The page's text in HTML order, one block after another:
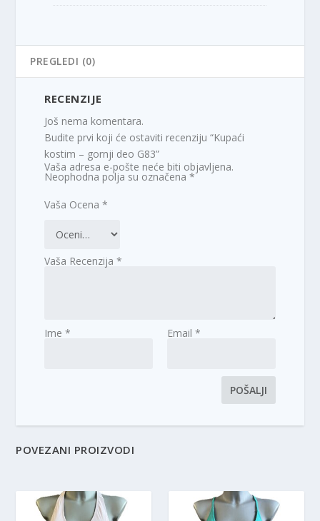
PREGLEDI (0)
RECENZIJE
Još nema komentara.
Budite prvi koji će ostaviti recenziju “Kupaći
kostim – gornji deo G83”
Vaša adresa e-pošte neće biti objavljena.
Neophodna polja su označena*
Vaša Ocena*
Vaša Recenzija*
Ime* Email *
POVEZANI PROIZVODI